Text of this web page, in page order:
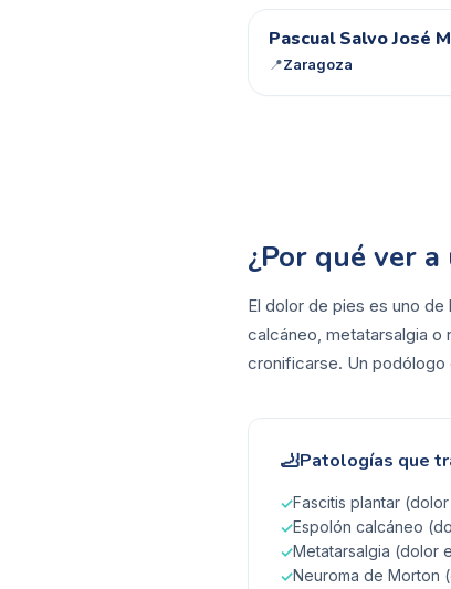
PS
Pascual Salvo José
📍Zaragoza
¿Por qué ver
El dolor de pies es uno
calcáneo, metatarsalgia o
cronificarse. Un podólogo
🦶Patologías que
✓Fascitis plantar
✓Espolón calcáneo
✓Metatarsalgia (dolor
✓Neuroma de Morton